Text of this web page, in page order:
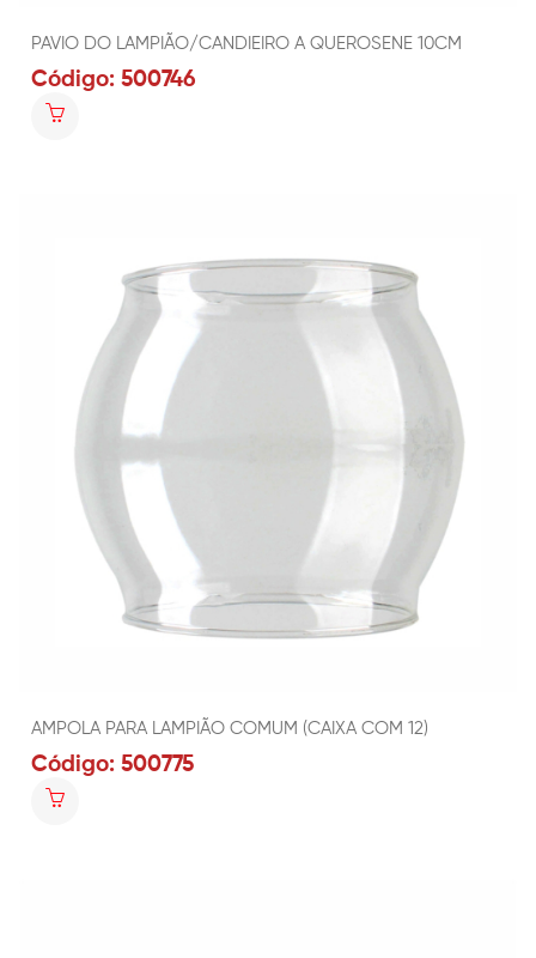
PAVIO DO LAMPIÃO/CANDIEIRO A QUEROSENE 10CM
Código: 500746
AMPOLA PARA LAMPIÃO COMUM (CAIXA COM 12)
Código: 500775